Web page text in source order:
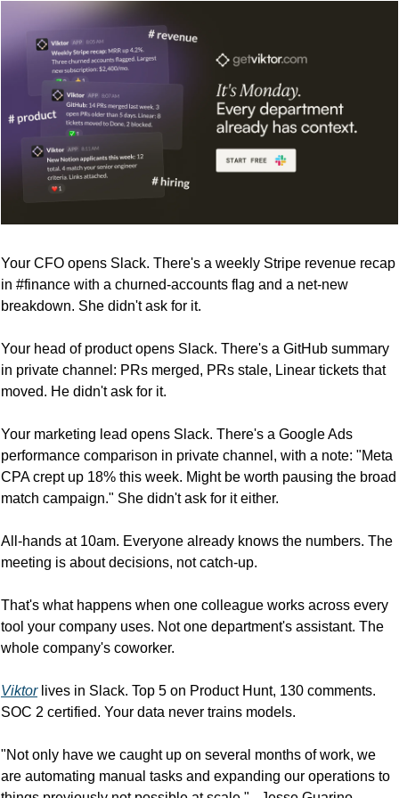
Your CFO opens Slack. There's a weekly Stripe revenue recap
in #finance with a churned-accounts flag and a net-new
breakdown. She didn't ask for it.
Your head of product opens Slack. There's a GitHub summary
in private channel: PRs merged, PRs stale, Linear tickets that
moved. He didn't ask for it.
Your marketing lead opens Slack. There's a Google Ads
performance comparison in private channel, with a note: "Meta
CPA crept up 18% this week. Might be worth pausing the broad
match campaign." She didn't ask for it either.
All-hands at 10am. Everyone already knows the numbers. The
meeting is about decisions, not catch-up.
That's what happens when one colleague works across every
tool your company uses. Not one department's assistant. The
whole company's coworker.
Viktor lives in Slack. Top 5 on Product Hunt, 130 comments.
SOC 2 certified. Your data never trains models.
"Not only have we caught up on several months of work, we
are automating manual tasks and expanding our operations to